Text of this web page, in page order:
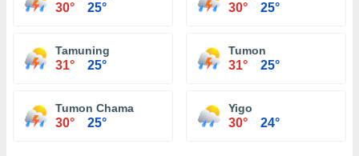
30° 25° 30° 25°
Tamuning
31° 25°
Tumon
31° 25°
Tumon Chama
30° 25°
Yigo
30° 24°